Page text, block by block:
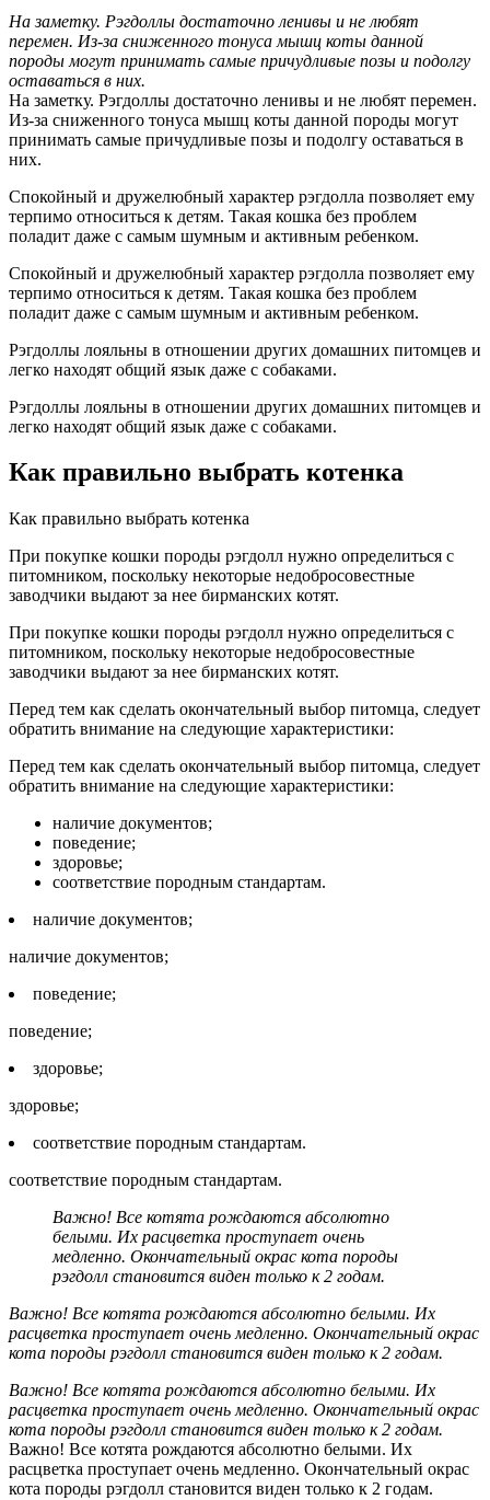
На заметку. Рэгдоллы достаточно ленивы и не любят
перемен. Из-за сниженного тонуса мышц коты данной
породы могут принимать самые причудливые позы и подолгу
оставаться в них.
На заметку. Рэгдоллы достаточно ленивы и не любят перемен.
Из-за сниженного тонуса мышц коты данной породы могут
принимать самые причудливые позы и подолгу оставаться в
них.
Спокойный и дружелюбный характер рэгдолла позволяет ему
терпимо относиться к детям. Такая кошка без проблем
поладит даже с самым шумным и активным ребенком.
Спокойный и дружелюбный характер рэгдолла позволяет ему
терпимо относиться к детям. Такая кошка без проблем
поладит даже с самым шумным и активным ребенком.
Рэгдоллы лояльны в отношении других домашних питомцев и
легко находят общий язык даже с собаками.
Рэгдоллы лояльны в отношении других домашних питомцев и
легко находят общий язык даже с собаками.
Как правильно выбрать котенка
Как правильно выбрать котенка
При покупке кошки породы рэгдолл нужно определиться с
питомником, поскольку некоторые недобросовестные
заводчики выдают за нее бирманских котят.
При покупке кошки породы рэгдолл нужно определиться с
питомником, поскольку некоторые недобросовестные
заводчики выдают за нее бирманских котят.
Перед тем как сделать окончательный выбор питомца, следует
обратить внимание на следующие характеристики:
Перед тем как сделать окончательный выбор питомца, следует
обратить внимание на следующие характеристики:
наличие документов;
поведение;
здоровье;
соответствие породным стандартам.
наличие документов;
наличие документов;
поведение;
поведение;
здоровье;
здоровье;
соответствие породным стандартам.
соответствие породным стандартам.
Важно! Все котята рождаются абсолютно
белыми. Их расцветка проступает очень
медленно. Окончательный окрас кота породы
рэгдолл становится виден только к 2 годам.
Важно! Все котята рождаются абсолютно белыми. Их
расцветка проступает очень медленно. Окончательный окрас
кота породы рэгдолл становится виден только к 2 годам.
Важно! Все котята рождаются абсолютно белыми. Их
расцветка проступает очень медленно. Окончательный окрас
кота породы рэгдолл становится виден только к 2 годам.
Важно! Все котята рождаются абсолютно белыми. Их
расцветка проступает очень медленно. Окончательный окрас
кота породы рэгдолл становится виден только к 2 годам.